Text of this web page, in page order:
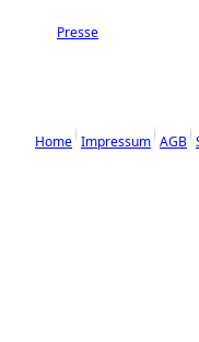
Presse
Home Impressum AGB